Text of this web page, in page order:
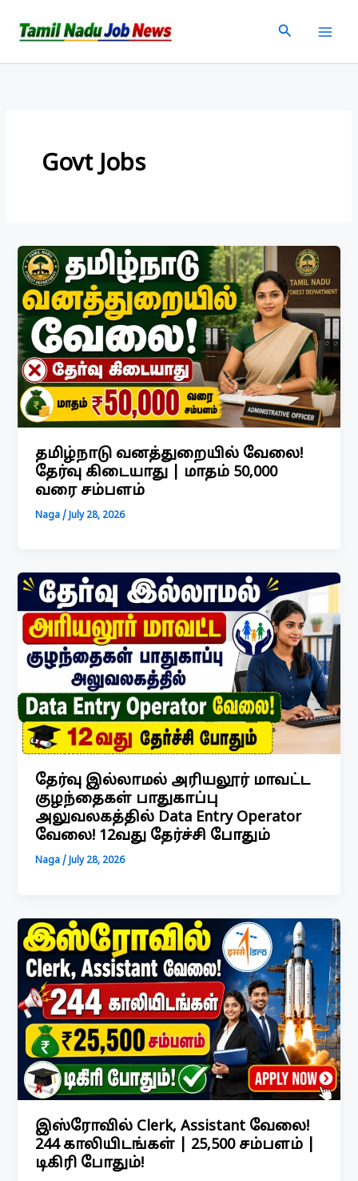
Search
Govt Jobs
தமிழ்நாடு வனத்துறையில் வேலை!
தேர்வு கிடையாது | மாதம் ₹50,000
வரை சம்பளம்
Naga / July 28, 2026
தேர்வு இல்லாமல் அரியலூர் மாவட்ட
குழந்தைகள் பாதுகாப்பு
அலுவலகத்தில் Data Entry Operator
வேலை! 12வது தேர்ச்சி போதும்
Naga/ July 28, 2026
இஸ்ரோவில் Clerk, Assistant வேலை!
244 காலியிடங்கள் | ₹25,500 சம்பளம் |
டிகிரி போதும்!